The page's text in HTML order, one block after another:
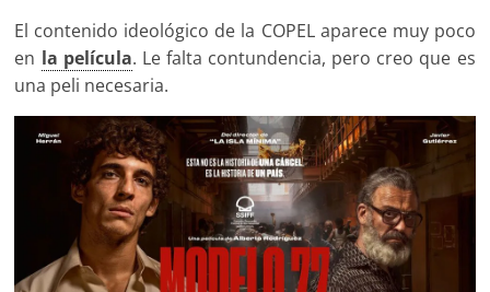
El contenido ideológico de la COPEL aparece muy poco
en la película. Le falta contundencia, pero creo que es
una peli necesaria.